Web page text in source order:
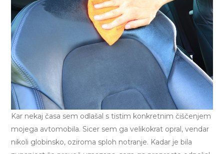
Kar nekaj časa sem odlašal s tistim konkretnim čiščenjem
mojega avtomobila. Sicer sem ga velikokrat opral, vendar
nikoli globinsko, oziroma sploh notranje. Kadar je bila